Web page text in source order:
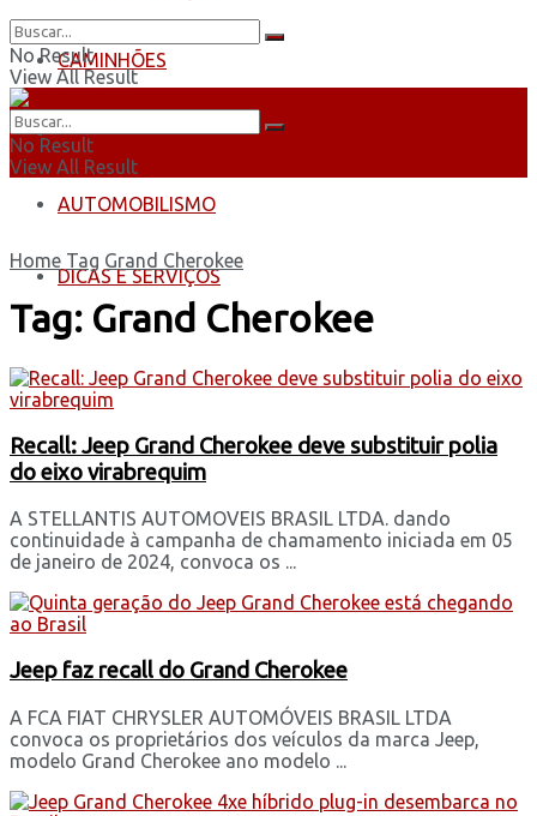
CAMINHÕES
ÔNIBUS
AUTOMOBILISMO
DICAS E SERVIÇOS
No Result
View All Result
No Result
View All Result
Home Tag Grand Cherokee
Tag: Grand Cherokee
Recall: Jeep Grand Cherokee deve substituir polia
do eixo virabrequim
A STELLANTIS AUTOMOVEIS BRASIL LTDA. dando
continuidade à campanha de chamamento iniciada em 05
de janeiro de 2024, convoca os ...
Jeep faz recall do Grand Cherokee
A FCA FIAT CHRYSLER AUTOMÓVEIS BRASIL LTDA
convoca os proprietários dos veículos da marca Jeep,
modelo Grand Cherokee ano modelo ...